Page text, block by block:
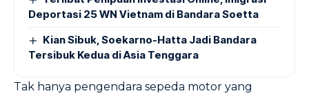
Deportasi 25 WN Vietnam di Bandara Soetta
Kian Sibuk, Soekarno-Hatta Jadi Bandara
Tersibuk Kedua di Asia Tenggara
Tak hanya pengendara sepeda motor yang